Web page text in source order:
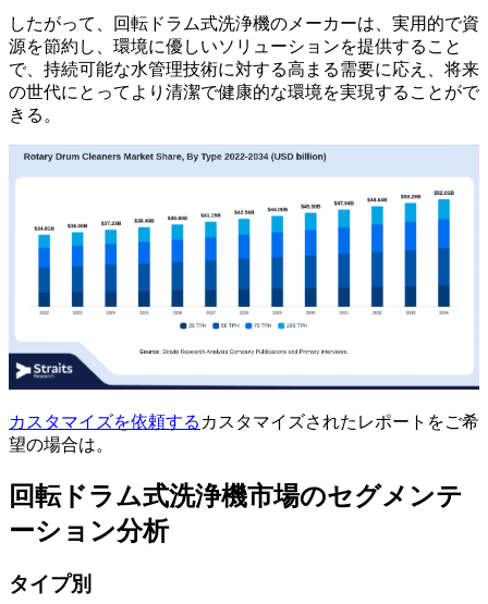
したがって、回転ドラム式洗浄機のメーカーは、実用的で資
源を節約し、環境に優しいソリューションを提供すること
で、持続可能な水管理技術に対する高まる需要に応え、将来
の世代にとってより清潔で健康的な環境を実現することがで
きる。
カスタマイズを依頼する カスタマイズされたレポートをご希
望の場合は。
回転ドラム式洗浄機市場のセグメンテ
ーション分析
タイプ別